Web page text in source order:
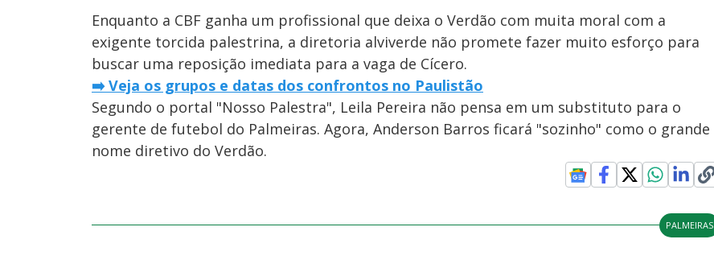
Enquanto a CBF ganha um profissional que deixa o Verdão com muita moral com a
exigente torcida palestrina, a diretoria alviverde não promete fazer muito esforço para
buscar uma reposição imediata para a vaga de Cícero.
➡️ Veja os grupos e datas dos confrontos no Paulistão
Segundo o portal "Nosso Palestra", Leila Pereira não pensa em um substituto para o
gerente de futebol do Palmeiras. Agora, Anderson Barros ficará "sozinho" como o grande
nome diretivo do Verdão.
PALMEIRAS